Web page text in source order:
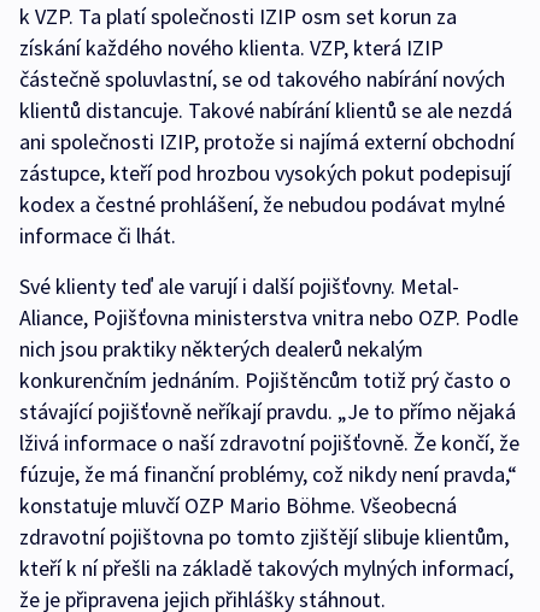
k VZP. Ta platí společnosti IZIP osm set korun za
získání každého nového klienta. VZP, která IZIP
částečně spoluvlastní, se od takového nabírání nových
klientů distancuje. Takové nabírání klientů se ale nezdá
ani společnosti IZIP, protože si najímá externí obchodní
zástupce, kteří pod hrozbou vysokých pokut podepisují
kodex a čestné prohlášení, že nebudou podávat mylné
informace či lhát.
Své klienty teď ale varují i další pojišťovny. Metal-
Aliance, Pojišťovna ministerstva vnitra nebo OZP. Podle
nich jsou praktiky některých dealerů nekalým
konkurenčním jednáním. Pojištěncům totiž prý často o
stávající pojišťovně neříkají pravdu. „Je to přímo nějaká
lživá informace o naší zdravotní pojišťovně. Že končí, že
fúzuje, že má finanční problémy, což nikdy není pravda,“
konstatuje mluvčí OZP Mario Böhme. Všeobecná
zdravotní pojištovna po tomto zjištějí slibuje klientům,
kteří k ní přešli na základě takových mylných informací,
že je připravena jejich přihlášky stáhnout.